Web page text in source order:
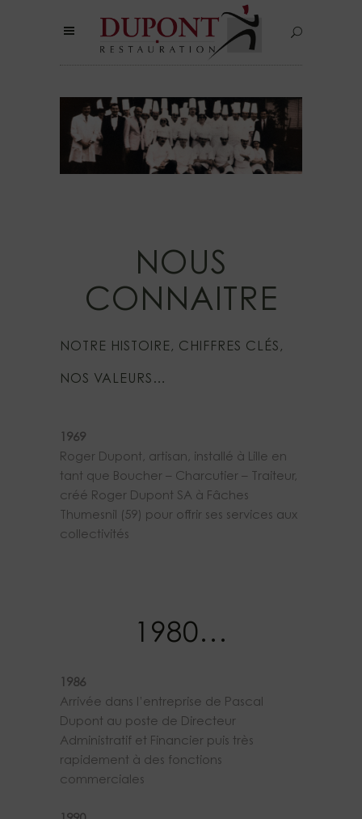
NOUS
CONNAITRE
NOTRE HISTOIRE, CHIFFRES CLÉS,
NOS VALEURS…
1969
Roger Dupont, artisan, installé à Lille en
tant que Boucher – Charcutier – Traiteur,
créé Roger Dupont SA à Fâches
Thumesnil (59) pour offrir ses services aux
collectivités
1980…
1986
Arrivée dans l’entreprise de Pascal
Dupont au poste de Directeur
Administratif et Financier puis très
rapidement à des fonctions
commerciales